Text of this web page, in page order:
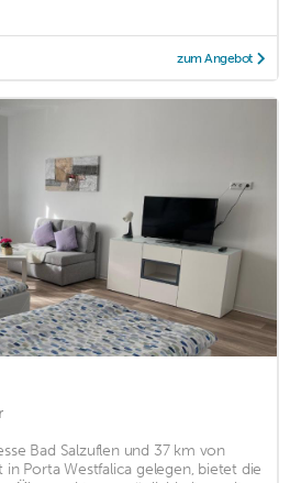
zum Angebot
Bad Salzuflen und 37 km von
Porta Westfalica gelegen, bietet die